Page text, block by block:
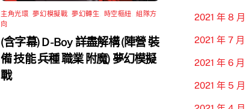
主角光環 ,夢幻模擬戰 ,夢幻轉生 時空樞紐 ,組隊方
向
(含字幕) D-Boy 詳盡解構 (陣營 裝
備 技能 兵種 職業 附魔) 夢幻模擬
戰
2021 年 8 月
2021 年 7 月
2021 年 6 月
2021 年 5 月